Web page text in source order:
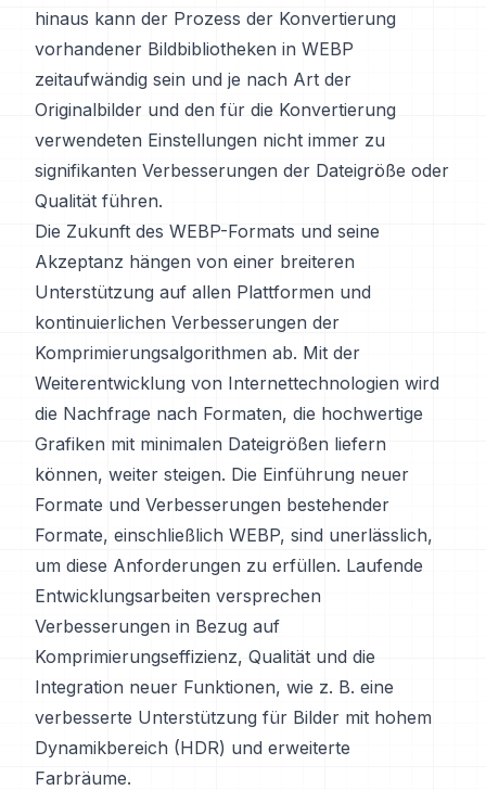
hinaus kann der Prozess der Konvertierung
vorhandener Bildbibliotheken in WEBP
zeitaufwändig sein und je nach Art der
Originalbilder und den für die Konvertierung
verwendeten Einstellungen nicht immer zu
signifikanten Verbesserungen der Dateigröße oder
Qualität führen.
Die Zukunft des WEBP-Formats und seine
Akzeptanz hängen von einer breiteren
Unterstützung auf allen Plattformen und
kontinuierlichen Verbesserungen der
Komprimierungsalgorithmen ab. Mit der
Weiterentwicklung von Internettechnologien wird
die Nachfrage nach Formaten, die hochwertige
Grafiken mit minimalen Dateigrößen liefern
können, weiter steigen. Die Einführung neuer
Formate und Verbesserungen bestehender
Formate, einschließlich WEBP, sind unerlässlich,
um diese Anforderungen zu erfüllen. Laufende
Entwicklungsarbeiten versprechen
Verbesserungen in Bezug auf
Komprimierungseffizienz, Qualität und die
Integration neuer Funktionen, wie z. B. eine
verbesserte Unterstützung für Bilder mit hohem
Dynamikbereich (HDR) und erweiterte
Farbräume.